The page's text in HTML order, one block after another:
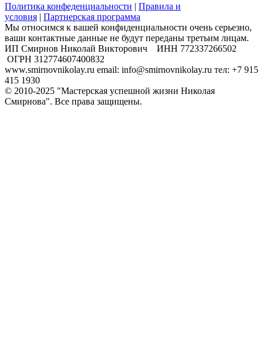
Политика конфеденциальности | Правила и
условия | Партнерская программа
Мы относимся к вашей конфиденциальности очень серьезно,
ваши контактные данные не будут переданы третьим лицам.
​ИП Смирнов Николай Викторович ИНН 772337266502
ОГРН 312774607400832
www.smirnovnikolay.ru email: info@smirnovnikolay.ru тел: +7 915
415 1930
© 2010-2025 "Мастерская успешной жизни Николая
Смирнова". Все права защищены.